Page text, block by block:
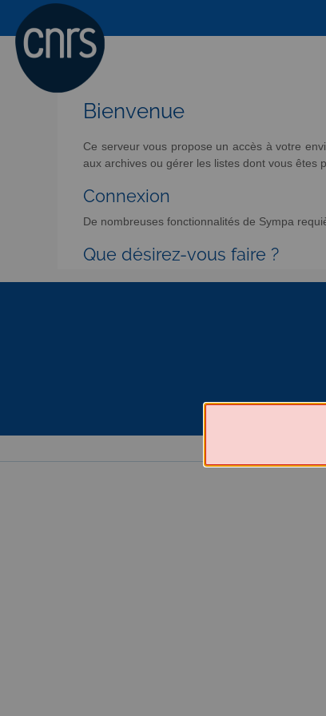
Bienvenue
Ce serveur vous propose un accès à votre
aux archives ou gérer les listes dont vous êtes
Connexion
De nombreuses fonctionnalités de Sympa
Que désirez-vous faire ?